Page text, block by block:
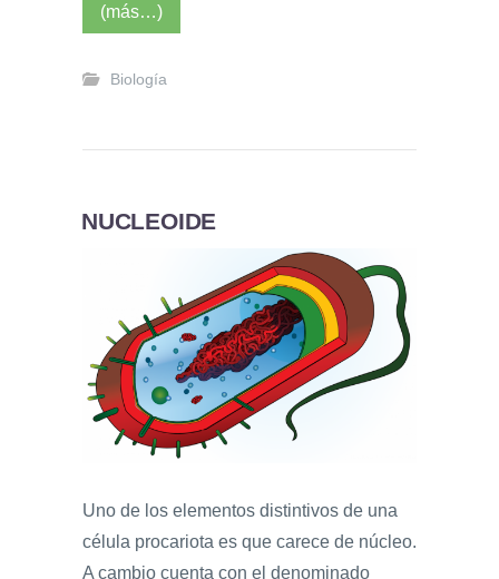
(más…)
Biología
NUCLEOIDE
Uno de los elementos distintivos de una
célula procariota es que carece de núcleo.
A cambio cuenta con el denominado